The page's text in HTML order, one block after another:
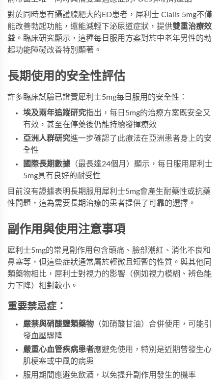
對於同時患有攝護腺肥大的ED患者， 犀利士 Cialis 5mg不僅
能改善勃起功能，還能減輕下泌尿道症狀，提供雙重治療效
益 。臨床研究顯示，這種每日服用方案對於中老年男性的勃
起功能障礙改善特別顯著。
長期使用的安全性評估
許多臨床試驗已證實犀利士5mg每日服用的安全性：
埃及兩年追蹤研究指出，每日5mg的治療方案既安全又
有效，甚至在停藥後仍能持續發揮療效
亞洲人群研究進一步確認了此療法在亞洲患者身上的安
全性
國際長期數據 （最長達24個月）顯示，每日服用犀利士
5mg具有良好的耐受性
目前沒有證據表明長期服用犀利士5mg會產生耐藥性或抗藥
性問題，這為需要長期治療的患者提供了可靠的選擇。
副作用與使用注意事項
犀利士5mg的常見副作用包含頭痛、臉部潮紅、消化不良和
鼻塞等，但這些症狀通常屬於輕微且短暫的性質。與其他同
類藥物相比，犀利士對視力的影響（例如視力模糊、辨色能
力下降）相對較小。
重要禁忌症：
嚴禁與硝酸鹽類藥物 （如硝酸甘油）合併使用，可能引
發血壓驟降
嚴重心血管疾病患者應避免使用，特別是近期曾發生心
肌梗塞或中風的病患
服用期間應避免飲酒，以免提升副作用發生的機率